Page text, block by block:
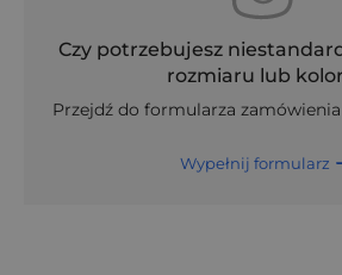
Czy potrzebujesz
rozmiaru lub
Przejdź do formularza
Wypełnij formularz